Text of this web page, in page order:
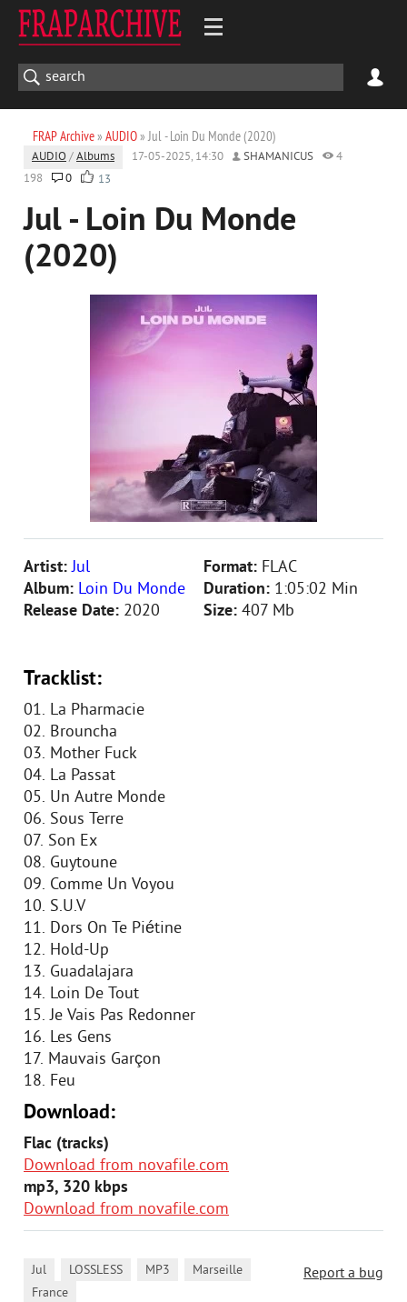
FRAP Archive» AUDIO» Jul - Loin Du Monde (2020)
AUDIO /Albums 17-05-2025, 14:30 SHAMANICUS
4
198
0 13
Jul - Loin Du Monde
(2020)
Artist:Jul
Album: Loin Du Monde
Release Date: 2020
Format: FLAC
Duration: 1:05:02 Min
Size: 407 Mb
Tracklist:
01. La Pharmacie
02. Brouncha
03. Mother Fuck
04. La Passat
05. Un Autre Monde
06. Sous Terre
07. Son Ex
08. Guytoune
09. Comme Un Voyou
10. S.U.V
11. Dors On Te Piétine
12. Hold-Up
13. Guadalajara
14. Loin De Tout
15. Je Vais Pas Redonner
16. Les Gens
17. Mauvais Garçon
18. Feu
Download:
Flac (tracks)
Download from novafile.com
mp3, 320 kbps
Download from novafile.com
Report a bug
Jul LOSSLESS MP3 Marseille
France